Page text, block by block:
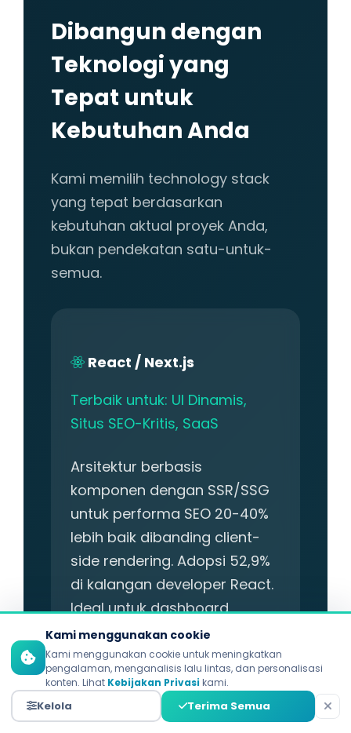
Dibangun dengan
Teknologi yang
Tepat untuk
Kebutuhan Anda
Kami memilih technology stack
yang tepat berdasarkan
kebutuhan aktual proyek Anda,
bukan pendekatan satu-untuk-
semua.
React / Next.js
Terbaik untuk: UI Dinamis,
Situs SEO-Kritis, SaaS
Arsitektur berbasis
komponen dengan SSR/SSG
untuk performa SEO 20-40%
lebih baik dibanding client-
side rendering. Adopsi 52,9%
di kalangan developer React.
Ideal untuk dashboard,
portal, dan platform berbasis
konten.
Kami menggunakan cookie
Kami menggunakan cookie untuk meningkatkan
pengalaman, menganalisis lalu lintas, dan personalisasi
konten. Lihat Kebijakan Privasikami.
Kelola Terima Semua